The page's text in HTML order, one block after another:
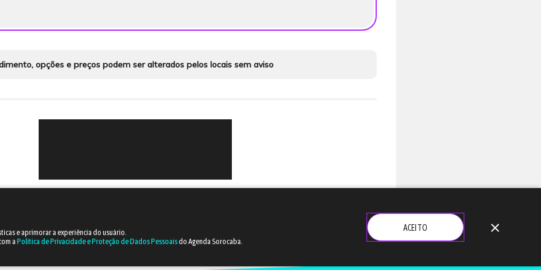
opções e preços podem ser alterados pelos locais sem aviso
e aprimorar a experiência do usuário.
a Política de Privacidade e Proteção de Dados Pessoaisdo Agenda Sorocaba.
ACEITO close